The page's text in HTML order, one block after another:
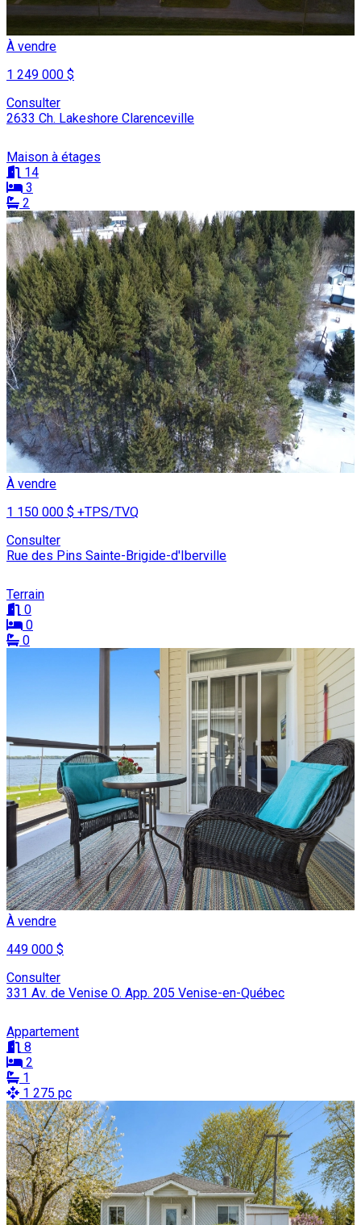
À vendre
1 249 000 $
Consulter
2633 Ch. Lakeshore Clarenceville
Maison à étages
14
3
2
À vendre
1 150 000 $ +TPS/TVQ
Consulter
Rue des Pins Sainte-Brigide-d'Iberville
Terrain
0
0
0
À vendre
449 000 $
Consulter
331 Av. de Venise O. App. 205 Venise-en-Québec
Appartement
8
2
1
1 275 pc